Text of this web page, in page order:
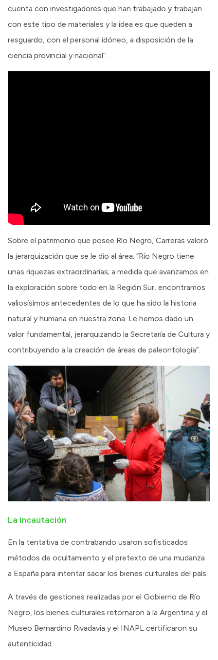
cuenta con investigadores que han trabajado y trabajan
con este tipo de materiales y la idea es que queden a
resguardo, con el personal idóneo, a disposición de la
ciencia provincial y nacional”.
Sobre el patrimonio que posee Río Negro, Carreras valoró
la jerarquización que se le dio al área: “Río Negro tiene
unas riquezas extraordinarias; a medida que avanzamos en
la exploración sobre todo en la Región Sur, encontramos
valiosísimos antecedentes de lo que ha sido la historia
natural y humana en nuestra zona. Le hemos dado un
valor fundamental, jerarquizando la Secretaría de Cultura y
contribuyendo a la creación de áreas de paleontología”.
La incautación
En la tentativa de contrabando usaron sofisticados
métodos de ocultamiento y el pretexto de una mudanza
a España para intentar sacar los bienes culturales del país.
A través de gestiones realizadas por el Gobierno de Río
Negro, los bienes culturales retornaron a la Argentina y el
Museo Bernardino Rivadavia y el INAPL certificaron su
autenticidad.